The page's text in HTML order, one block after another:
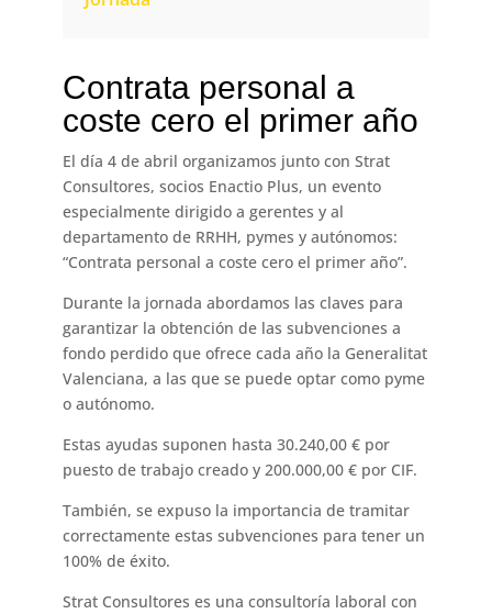
Contrata personal a
coste cero el primer año
El día 4 de abril organizamos junto con Strat
Consultores, socios Enactio Plus, un evento
especialmente dirigido a gerentes y al
departamento de RRHH, pymes y autónomos:
“Contrata personal a coste cero el primer año”.
Durante la jornada abordamos las claves para
garantizar la obtención de las subvenciones a
fondo perdido que ofrece cada año la Generalitat
Valenciana, a las que se puede optar como pyme
o autónomo.
Estas ayudas suponen hasta 30.240,00 € por
puesto de trabajo creado y 200.000,00 € por CIF.
También, se expuso la importancia de tramitar
correctamente estas subvenciones para tener un
100% de éxito.
Strat Consultores es una consultoría laboral con